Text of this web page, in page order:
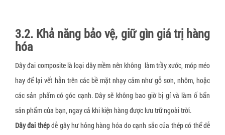
3.2. Khả năng bảo vệ, giữ gìn giá trị hàng
hóa
Dây đai composite là loại dây mềm nên không làm trầy xước, móp méo
hay để lại vết hằn trên các bề mặt nhạy cảm như gỗ sơn, nhôm, hoặc
các sản phẩm có góc cạnh. Dây sẽ không bao giờ bị gỉ và làm ố bẩn
sản phẩm của bạn, ngay cả khi kiện hàng được lưu trữ ngoài trời.
Dây đai thépdễ gây hư hỏng hàng hóa do cạnh sắc của thép có thể dễ